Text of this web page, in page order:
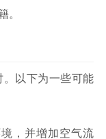
。
以下为一些可能
，并增加空气流